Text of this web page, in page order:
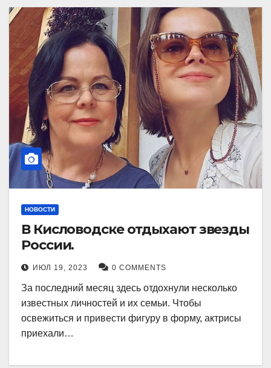
НОВОСТИ
В Кисловодске отдыхают звезды
России.
ИЮЛ 19, 2023 0 COMMENTS
За последний месяц здесь отдохнули несколько
известных личностей и их семьи. Чтобы
освежиться и привести фигуру в форму, актрисы
приехали…